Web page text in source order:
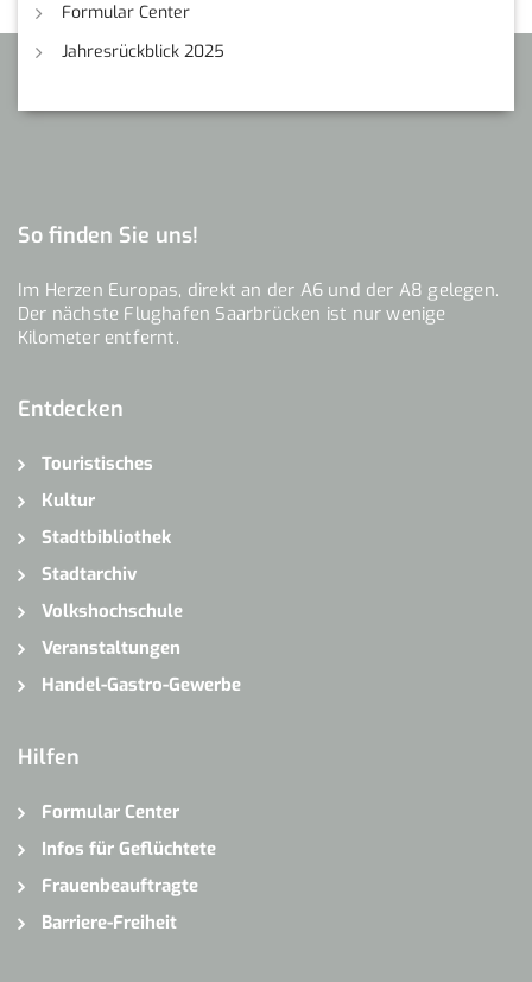
Formular Center
Jahresrückblick 2025
So finden Sie uns!
Im Herzen Europas, direkt an der A6 und der A8 gelegen.
Der nächste Flughafen Saarbrücken ist nur wenige
Kilometer entfernt.
Entdecken
Touristisches
Kultur
Stadtbibliothek
Stadtarchiv
Volkshochschule
Veranstaltungen
Handel-Gastro-Gewerbe
Hilfen
Formular Center
Infos für Geflüchtete
Frauenbeauftragte
Barriere-Freiheit